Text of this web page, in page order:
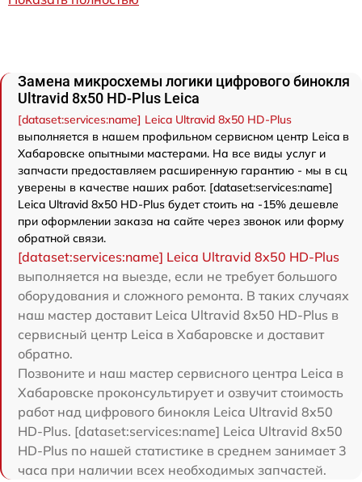
Замена микросхемы логики цифрового бинокля
Ultravid 8x50 HD-Plus Leica
[dataset:services:name] Leica Ultravid 8x50 HD-Plus
выполняется в нашем профильном сервисном центр Leica в
Хабаровске опытными мастерами. На все виды услуг и
запчасти предоставляем расширенную гарантию - мы в сц
уверены в качестве наших работ. [dataset:services:name]
Leica Ultravid 8x50 HD-Plus будет стоить на -15% дешевле
при оформлении заказа на сайте через звонок или форму
обратной связи.
[dataset:services:name] Leica Ultravid 8x50 HD-Plus
выполняется на выезде, если не требует большого
оборудования и сложного ремонта. В таких случаях
наш мастер доставит Leica Ultravid 8x50 HD-Plus в
сервисный центр Leica в Хабаровске и доставит
обратно.
Позвоните и наш мастер сервисного центра Leica в
Хабаровске проконсультирует и озвучит стоимость
работ над цифрового бинокля Leica Ultravid 8x50
HD-Plus. [dataset:services:name] Leica Ultravid 8x50
HD-Plus по нашей статистике в среднем занимает 3
часа при наличии всех необходимых запчастей.